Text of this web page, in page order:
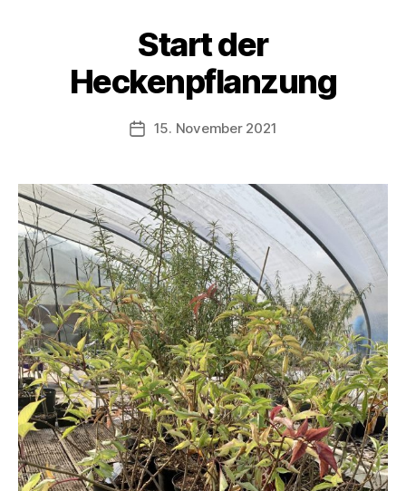
Start der
Heckenpflanzung
Beitragsdatum
15. November 2021